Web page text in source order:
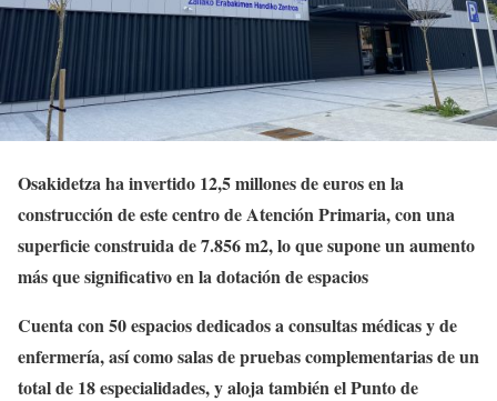
Osakidetza ha invertido 12,5 millones de euros en la
construcción de este centro de Atención Primaria, con una
superficie construida de 7.856 m2, lo que supone un aumento
más que significativo en la dotación de espacios
Cuenta con50 espacios dedicados a consultas médicas y de
enfermería, así como salas de pruebas complementarias de un
total de 18 especialidades, y aloja también el Punto de